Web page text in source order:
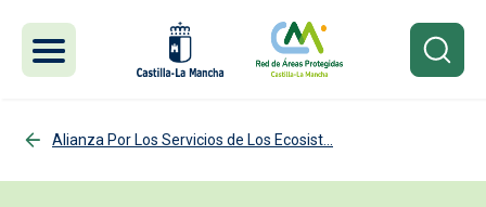
Alianza Por Los Servicios de Los Ecosist...